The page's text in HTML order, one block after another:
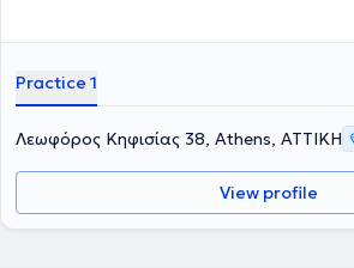
Practice 1
Λεωφόρος Κηφισίας 38, Athens, ΑΤΤΙΚΗ
View profile